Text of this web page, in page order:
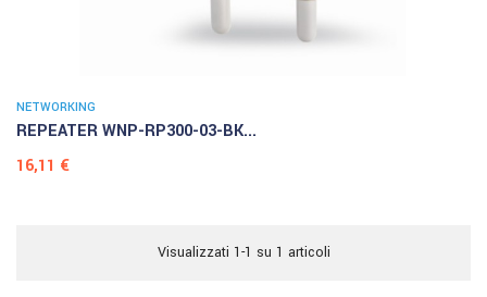
NETWORKING
REPEATER WNP-RP300-03-BK...
Prezzo
16,11 €
Visualizzati 1-1 su 1 articoli